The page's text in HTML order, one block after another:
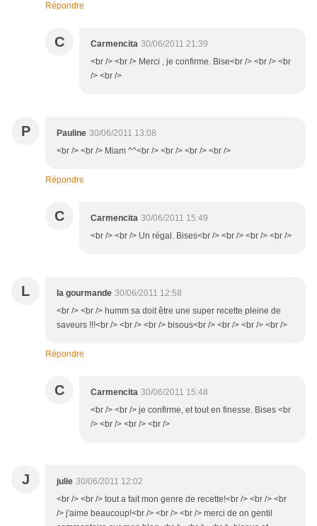
Répondre
C Carmencita 30/06/2011 21:39
<br /> <br /> Merci , je confirme. Bise<br /> <br /> <br
/> <br />
P Pauline 30/06/2011 13:08
<br /> <br /> Miam ^^<br /> <br /> <br /> <br />
Répondre
C Carmencita 30/06/2011 15:49
<br /> <br /> Un régal. Bises<br /> <br /> <br /> <br />
L la gourmande 30/06/2011 12:58
<br /> <br /> humm sa doit être une super recette pleine de
saveurs !!!<br /> <br /> <br /> bisous<br /> <br /> <br /> <br />
Répondre
C Carmencita 30/06/2011 15:48
<br /> <br /> je confirme, et tout en finesse. Bises <br
/> <br /> <br /> <br />
J julie 30/06/2011 12:02
<br /> <br /> tout a fait mon genre de recette!<br /> <br /> <br
/> j'aime beaucoup!<br /> <br /> <br /> merci de on gentil